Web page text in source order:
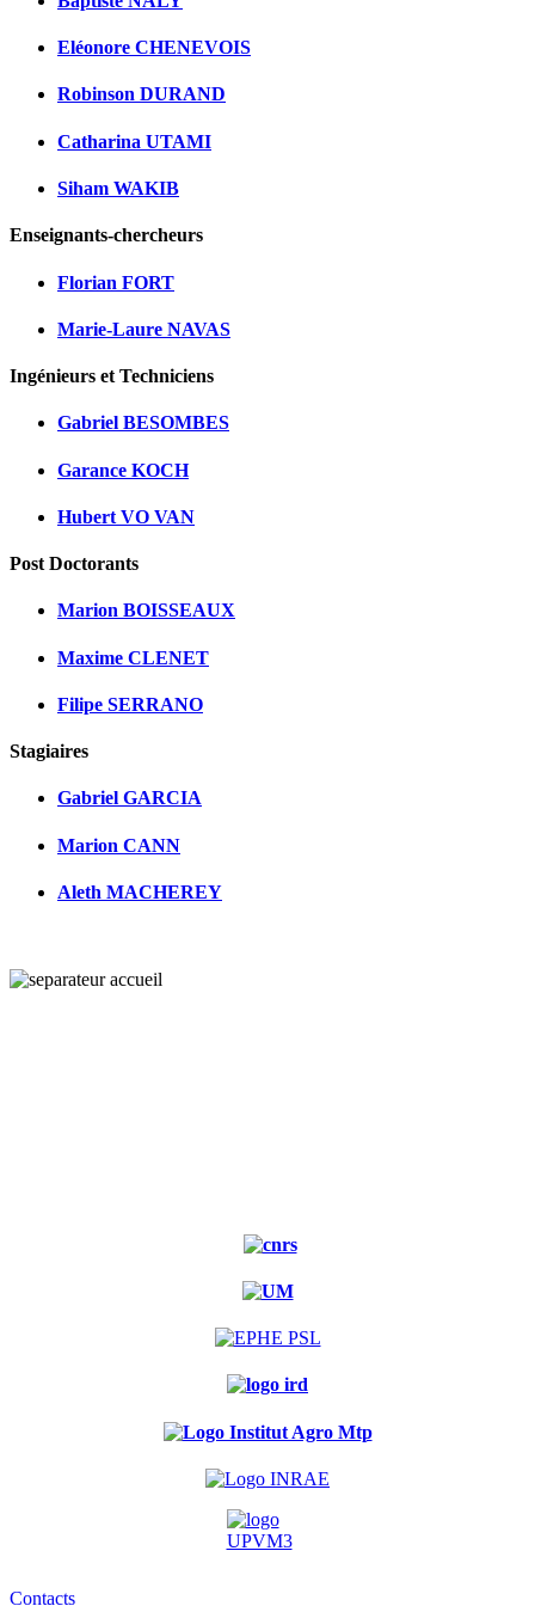
Eléonore CHENEVOIS
Robinson DURAND
Catharina UTAMI
Siham WAKIB
Enseignants-chercheurs
Florian FORT
Marie-Laure NAVAS
Ingénieurs et Techniciens
Gabriel BESOMBES
Garance KOCH
Hubert VO VAN
Post Doctorants
Marion BOISSEAUX
Maxime CLENET
Filipe SERRANO
Stagiaires
Gabriel GARCIA
Marion CANN
Aleth MACHEREY
Contacts